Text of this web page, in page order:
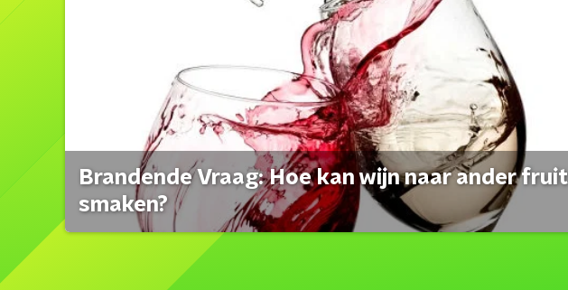
Brandende Vraag: Hoe kan wijn naar ander fruit
smaken?